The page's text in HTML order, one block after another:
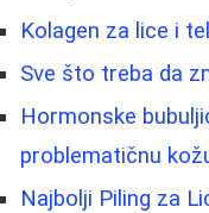
Kolagen za lice i
Sve što treba da
Hormonske
problematičnu
Najbolji Piling za